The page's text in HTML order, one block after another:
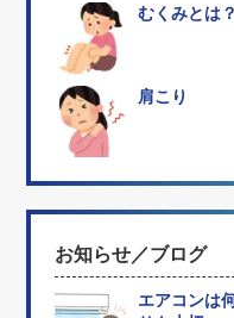
むくみとは？
肩こり
お知らせ／ブログ
エアコンは